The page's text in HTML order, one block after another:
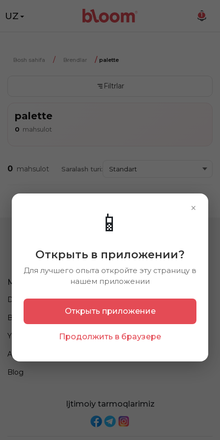
×
📱
Открыть в приложении?
Для лучшего опыта откройте эту страницу в
нашем приложении
Открыть приложение
Продолжить в браузере
UZ 1
Bosh sahifa Brendlar palette
Filtrlar
palette
0 mahsulot
0 mahsulot Saralash turi:
Ma'lumot
Do'konlar
Brendlar
Yangiliklar
Aksiyalar
Blog
Biz haqimizda
Kompaniya haqida
Ommaviy oferta
Ijtimoiy tarmoqlarimiz